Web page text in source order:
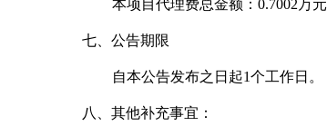
本项目 代理费总金额： 0.7002万元
七、 公告期限
自本公告发布之日起1个工作日。
八、 其他补充事宜 ：